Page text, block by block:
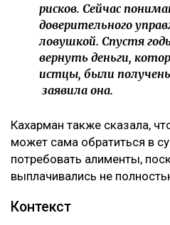
рисков. Сейчас
доверительного
ловушкой. Спустя
вернуть деньги,
истцы, были
заявила она.
Кахарман также сказала,
может сама обратиться в
потребовать алименты,
выплачивались не
Контекст